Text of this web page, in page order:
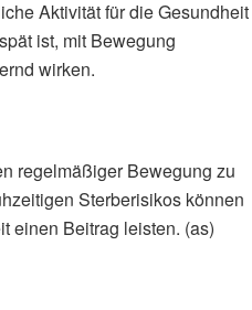
Aktivität für die Gesundheit
ist, mit Bewegung
wirken.
regelmäßiger Bewegung zu
Sterberisikos können
einen Beitrag leisten. (as)